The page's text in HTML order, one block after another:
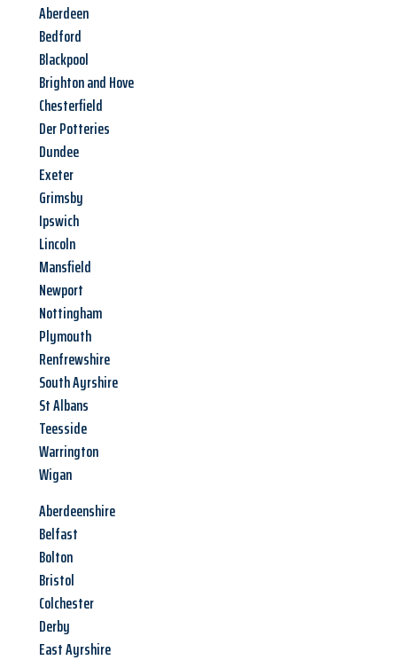
Aberdeen
Bedford
Blackpool
Brighton and Hove
Chesterfield
Der Potteries
Dundee
Exeter
Grimsby
Ipswich
Lincoln
Mansfield
Newport
Nottingham
Plymouth
Renfrewshire
South Ayrshire
St Albans
Teesside
Warrington
Wigan
Aberdeenshire
Belfast
Bolton
Bristol
Colchester
Derby
East Ayrshire